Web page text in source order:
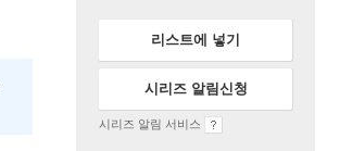
리스트에 넣기
시리즈 알림신청
시리즈 알림 서비스